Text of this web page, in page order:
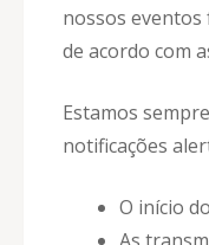
nossos
de acordo com
Estamos
notificações
O início